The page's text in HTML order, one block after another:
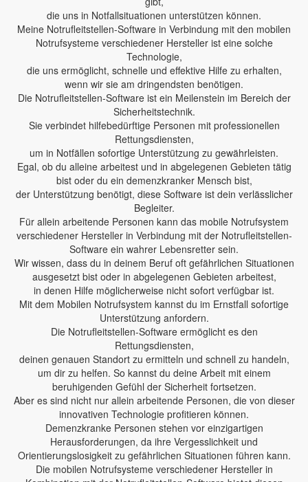
die uns in Notfallsituationen unterstützen können.
Meine Notrufleitstellen-Software in Verbindung mit den mobilen
Notrufsysteme verschiedener Hersteller ist eine solche
Technologie,
die uns ermöglicht, schnelle und effektive Hilfe zu erhalten,
wenn wir sie am dringendsten benötigen.
Die Notrufleitstellen-Software ist ein Meilenstein im Bereich der
Sicherheitstechnik.
Sie verbindet hilfebedürftige Personen mit professionellen
Rettungsdiensten,
um in Notfällen sofortige Unterstützung zu gewährleisten.
Egal, ob du alleine arbeitest und in abgelegenen Gebieten tätig
bist oder du ein demenzkranker Mensch bist,
der Unterstützung benötigt, diese Software ist dein verlässlicher
Begleiter.
Für allein arbeitende Personen kann das mobile Notrufsystem
verschiedener Hersteller in Verbindung mit der Notrufleitstellen-
Software ein wahrer Lebensretter sein.
Wir wissen, dass du in deinem Beruf oft gefährlichen Situationen
ausgesetzt bist oder in abgelegenen Gebieten arbeitest,
in denen Hilfe möglicherweise nicht sofort verfügbar ist.
Mit dem Mobilen Notrufsystem kannst du im Ernstfall sofortige
Unterstützung anfordern.
Die Notrufleitstellen-Software ermöglicht es den
Rettungsdiensten,
deinen genauen Standort zu ermitteln und schnell zu handeln,
um dir zu helfen. So kannst du deine Arbeit mit einem
beruhigenden Gefühl der Sicherheit fortsetzen.
Aber es sind nicht nur allein arbeitende Personen, die von dieser
innovativen Technologie profitieren können.
Demenzkranke Personen stehen vor einzigartigen
Herausforderungen, da ihre Vergesslichkeit und
Orientierungslosigkeit zu gefährlichen Situationen führen kann.
Die mobilen Notrufsysteme verschiedener Hersteller in